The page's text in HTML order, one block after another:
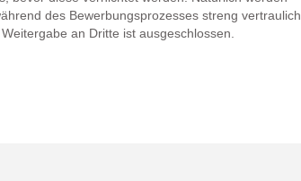
des Bewerbungsprozesses streng vertraulich
an Dritte ist ausgeschlossen.